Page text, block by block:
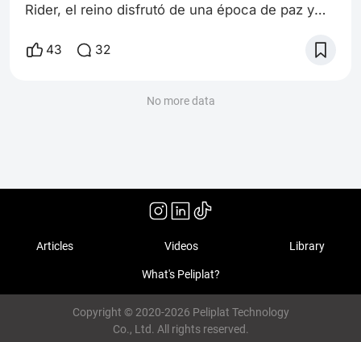
Rider, el reino disfrutó de una época de paz y
de sus corazones, sabían que el hechizo de
efecto. Rapunzel y Flynn se habían mudado a
43 32
No more data
Articles Videos Library
What's Peliplat?
Copyright © 2020-2026 Peliplat Technology
Co., Ltd. All rights reserved.